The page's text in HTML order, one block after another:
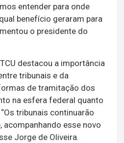
entender para onde
benefício geraram para
o presidente do
destacou a importância
tribunais e da
de tramitação dos
na esfera federal quanto
tribunais continuarão
acompanhando esse novo
Jorge de Oliveira.